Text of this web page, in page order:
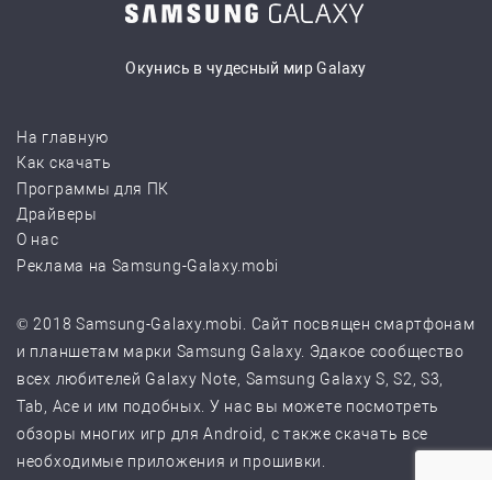
Окунись в чудесный мир Galaxy
На главную
Как скачать
Программы для ПК
Драйверы
О нас
Реклама на Samsung-Galaxy.mobi
© 2018 Samsung-Galaxy.mobi. Сайт посвящен смартфонам
и планшетам марки Samsung Galaxy. Эдакое сообщество
всех любителей Galaxy Note, Samsung Galaxy S, S2, S3,
Tab, Ace и им подобных. У нас вы можете посмотреть
обзоры многих игр для Android, с также скачать все
необходимые приложения и прошивки.